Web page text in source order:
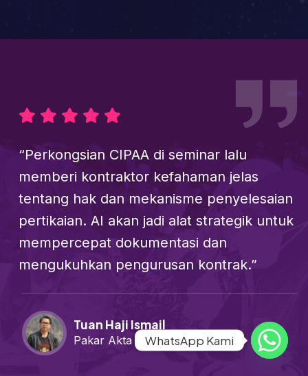
“Perkongsian CIPAA di seminar lalu
memberi kontraktor kefahaman jelas
tentang hak dan mekanisme penyelesaian
pertikaian. AI akan jadi alat strategik untuk
mempercepat dokumentasi dan
mengukuhkan pengurusan kontrak.”
Tuan Haji Ismail
Pakar Akta CIPAAWhatsApp Kami